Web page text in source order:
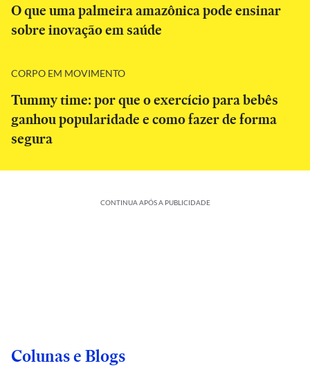
O que uma palmeira amazônica pode ensinar
sobre inovação em saúde
CORPO EM MOVIMENTO
Tummy time: por que o exercício para bebês
ganhou popularidade e como fazer de forma
segura
CONTINUA APÓS A PUBLICIDADE
Colunas e Blogs